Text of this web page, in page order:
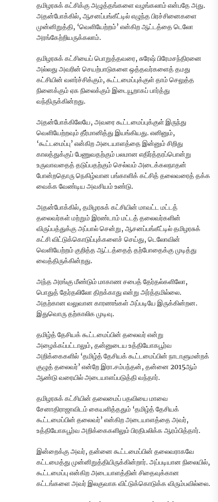
தமிழரசுக் கட்சிக்கு அழுத்தங்களை வழங்கலாம் என்பதே அது.
அதன்போக்கில், ஆசனப்பங்கீட்டில் எழுந்த பிரச்சினைகளை
முன்னிறுத்தி, ‘வெளியேற்றம்’ என்கிற ஆட்டத்தை டெலோ
அரங்கேற்றியருக்கலாம்.
தமிழரசுக் கட்சியைப் பொறுத்தவரை, சுரேஷ் பிரேமசந்திரனை
அல்லது அவரின் செயற்பாடுகளை ஒத்தவர்களைத் தமது
கட்சியின் வளர்ச்சிக்கும், கூட்டமைப்புக்குள் தாம் செலுத்த
நினைக்கும் ஏக நிலைக்கும் இடையூறாகப் பார்த்து
வந்திருக்கின்றது.
அதன்போக்கிலேயே, அவரை கூட்டமைப்புக்குள் இருந்து
வெளியேற்றவும் தீர்மானித்து இயங்கியது. எனினும்,
‘கூட்டமைப்பு’ என்கிற அடையாளத்தை இன்னும் சிறிது
காலத்துக்குப் பேணுவதற்கும் பலமான எதிர்த்தரப்பொன்று
உருவாவதைத் தடுப்பதற்கும் செல்வம் அடைக்கலநாதன்
போன்றதொரு நெகிழ்வான பங்காளிக் கட்சித் தலைவரைத் தக்க
வைக்க வேண்டிய அவசியம் உண்டு.
அதன்போக்கில், தமிழரசுக் கட்சியின் மாவட்ட மட்டத்
தலைவர்கள் மற்றும் இரண்டாம் மட்டத் தலைவர்களின்
விருப்பத்துக்கு அப்பால் சென்று, ஆசனப்பங்கீட்டில் தமிழரசுக்
கட்சி விட்டுக்கொடுப்புக்களைச் செய்து, டெலோவின்
வெளியேற்றம் குறித்த ஆட்டத்தைத் தற்போதைக்கு முடித்து
வைத்திருக்கின்றது.
அந்த அரங்கு மீண்டும் மாகாண சபைத் தேர்தல்களிலோ,
பொதுத் தேர்தலிலோ திறக்காது என்று அர்த்தமில்லை.
அதற்கான வலுவான காரணங்கள் அப்படியே இருக்கின்றன.
இதுவொரு தற்காலிக முடிவு.
தமிழ்த் தேசியக் கூட்டமைப்பின் தலைவர் என்று
அழைக்கப்பட்டாலும், தன்னுடைய உத்தியோகபூர்வ
அறிக்கைகளில் ‘தமிழ்த் தேசியக் கூட்டமைப்பின் நாடாளுமன்றக்
குழுத் தலைவர்’ என்றே இரா.சம்பந்தன், தன்னை 2015ஆம்
ஆண்டு வரையில் அடையாளப்படுத்தி வந்தார்.
தமிழரசுக் கட்சியின் தலைமைப் பதவியை மாவை
சேனாதிராஜாவிடம் கையளித்ததும் ‘தமிழ்த் தேசியக்
கூட்டமைப்பின் தலைவர்’ என்கிற அடையாளத்தை அவர்,
உத்தியோகபூர்வ அறிக்கைகளிலும் பிரதிபலிக்க ஆரம்பித்தார்.
இன்றைக்கு அவர், தன்னை கூட்டமைப்பின் தலைவராகவே
கட்டமைத்து முன்னிறுத்தியிருக்கின்றார். அப்படியான நிலையில்,
கூட்டமைப்பு என்கிற அடையாளத்தின் சிதைவுக்கான
கட்டங்களை அவர் இலகுவாக விட்டுக்கொடுக்க விரும்பவில்லை.